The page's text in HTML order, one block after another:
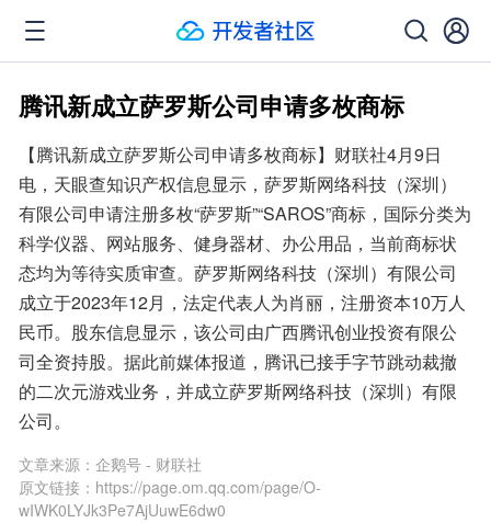
腾讯新成立萨罗斯公司申请多枚商标
【腾讯新成立萨罗斯公司申请多枚商标】财联社4月9日
电，天眼查知识产权信息显示，萨罗斯网络科技（深圳）
有限公司申请注册多枚“萨罗斯”“SAROS”商标，国际分类为
科学仪器、网站服务、健身器材、办公用品，当前商标状
态均为等待实质审查。萨罗斯网络科技（深圳）有限公司
成立于2023年12月，法定代表人为肖丽，注册资本10万人
民币。股东信息显示，该公司由广西腾讯创业投资有限公
司全资持股。据此前媒体报道，腾讯已接手字节跳动裁撤
的二次元游戏业务，并成立萨罗斯网络科技（深圳）有限
公司。
文章来源： 企鹅号 - 财联社
原文链接： https://page.om.qq.com/page/O-
wIWK0LYJk3Pe7AjUuwE6dw0